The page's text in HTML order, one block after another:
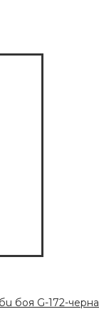
боя G-172-черна